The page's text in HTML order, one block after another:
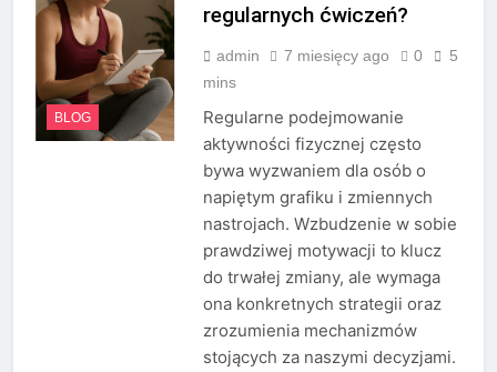
BLOG
regularnych ćwiczeń?
admin 7 miesięcy ago 0
5
mins
Regularne podejmowanie
aktywności fizycznej często
bywa wyzwaniem dla osób o
napiętym grafiku i zmiennych
nastrojach. Wzbudzenie w sobie
prawdziwej motywacji to klucz
do trwałej zmiany, ale wymaga
ona konkretnych strategii oraz
zrozumienia mechanizmów
stojących za naszymi decyzjami.